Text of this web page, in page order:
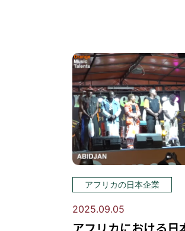
アフリカの日本企業
2025.09.05